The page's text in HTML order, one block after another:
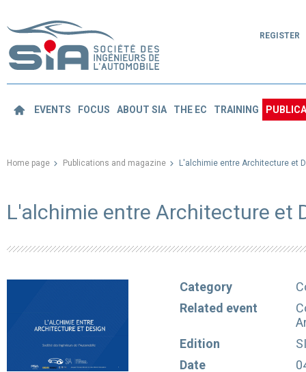
REGISTER
EVENTS FOCUS ABOUT SIA THE EC TRAINING
Home page Publications and magazine L'alchimie entre Architecture et
L'alchimie entre Architecture et
Category
Related event
Edition
Date